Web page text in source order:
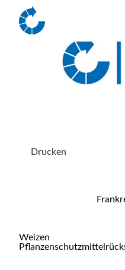
Drucken
Weizen